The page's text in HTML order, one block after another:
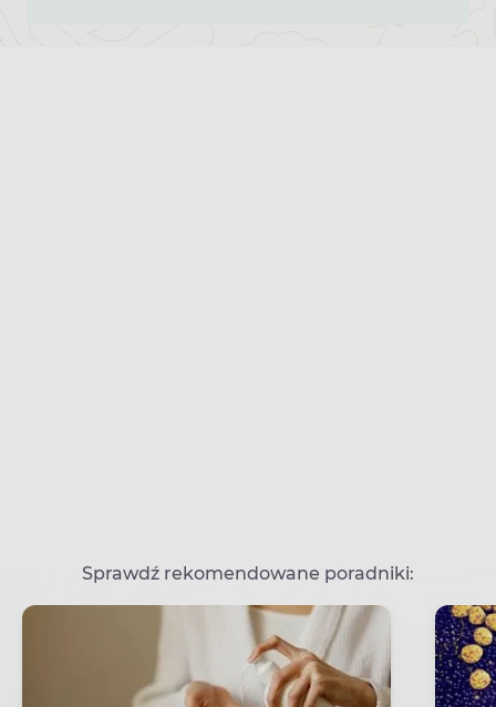
Sprawdź rekomendowane poradniki: